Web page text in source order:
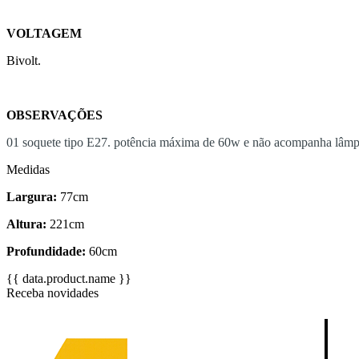
VOLTAGEM
Bivolt.
OBSERVAÇÕES
01 soquete tipo E27. potência máxima de 60w e não acompanha
Medidas
Largura: 77cm
Altura: 221cm
Profundidade: 60cm
{{ data.product.name }}
Receba novidades